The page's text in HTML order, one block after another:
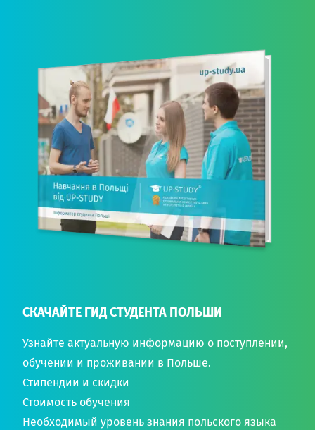
СКАЧАЙТЕ ГИД СТУДЕНТА ПОЛЬШИ
Узнайте актуальную информацию о поступлении,
обучении и проживании в Польше.
Стипендии и скидки
Стоимость обучения
Необходимый уровень знания польского языка